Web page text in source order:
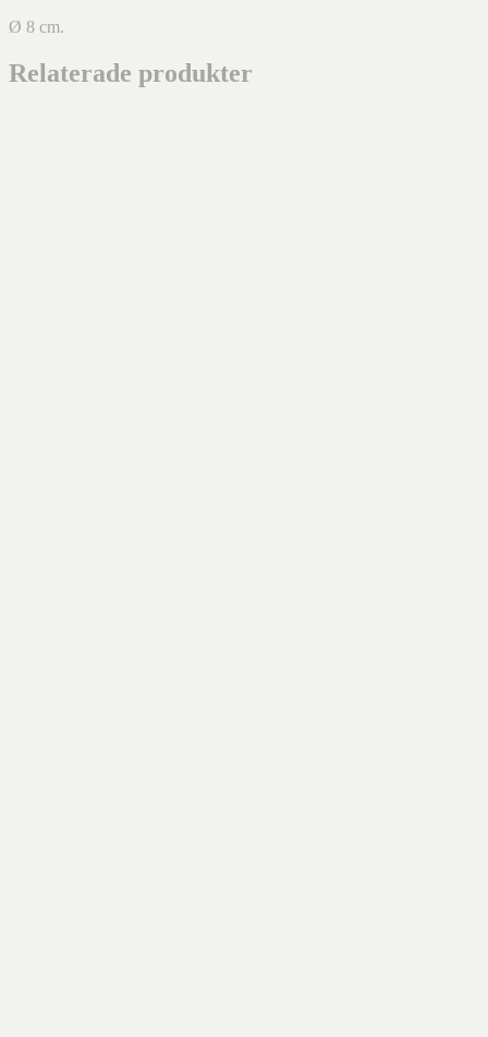
Ø 8 cm.
Relaterade produkter